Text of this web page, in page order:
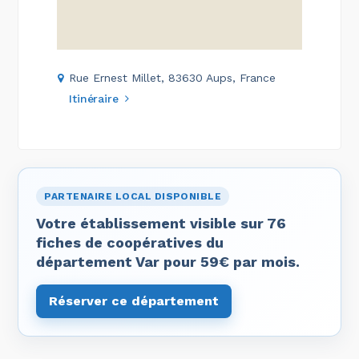
Rue Ernest Millet, 83630 Aups, France
Itinéraire
PARTENAIRE LOCAL DISPONIBLE
Votre établissement visible sur 76
fiches de coopératives du
département Var pour 59€ par mois.
Réserver ce département